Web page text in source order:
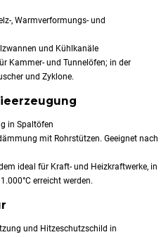
, Warmverformungs- und
und Kühlkanäle
Kammer- und Tunnelöfen; in der
und Zyklone.
in Spaltöfen
mit Rohrstützen. Geeignet nach
ideal für Kraft- und Heizkraftwerke, in
erreicht werden.
und Hitzeschutzschild in